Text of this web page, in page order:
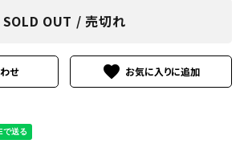
SOLD OUT / 売切れ
せ favorite